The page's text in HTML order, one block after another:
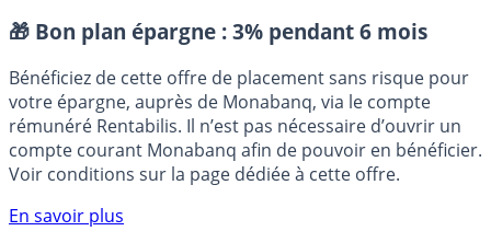
Placement sans risque
🎁 Bon plan épargne : 3% pendant 6 mois
Bénéficiez de cette offre de placement sans risque pour
votre épargne, auprès de Monabanq, via le compte
rémunéré Rentabilis. Il n’est pas nécessaire d’ouvrir un
Voir conditions sur la page dédiée à cette offre.